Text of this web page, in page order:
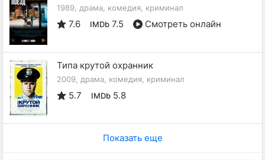
1989, драма, комедия, криминал
7.6 IMDb 7.5 Смотреть онлайн
Типа крутой охранник
2009, драма, комедия, криминал
5.7 IMDb 5.8
Показать еще